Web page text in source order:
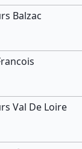
Balzac
Val De Loire